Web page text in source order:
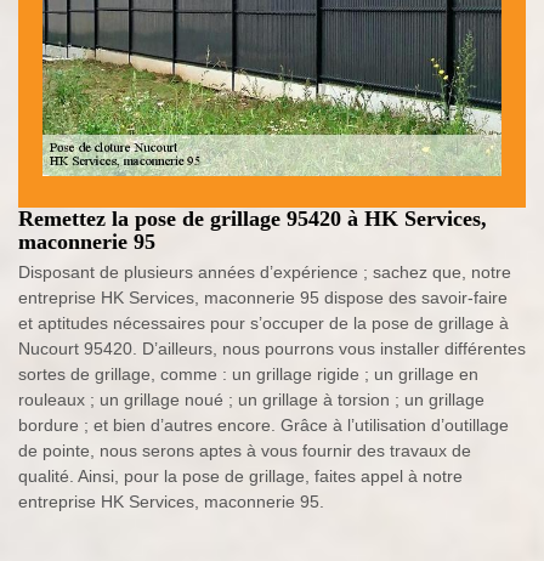
Remettez la pose de grillage 95420 à HK Services,
maconnerie 95
Disposant de plusieurs années d’expérience ; sachez que, notre
entreprise HK Services, maconnerie 95 dispose des savoir-faire
et aptitudes nécessaires pour s’occuper de la pose de grillage à
Nucourt 95420. D’ailleurs, nous pourrons vous installer différentes
sortes de grillage, comme : un grillage rigide ; un grillage en
rouleaux ; un grillage noué ; un grillage à torsion ; un grillage
bordure ; et bien d’autres encore. Grâce à l’utilisation d’outillage
de pointe, nous serons aptes à vous fournir des travaux de
qualité. Ainsi, pour la pose de grillage, faites appel à notre
entreprise HK Services, maconnerie 95.